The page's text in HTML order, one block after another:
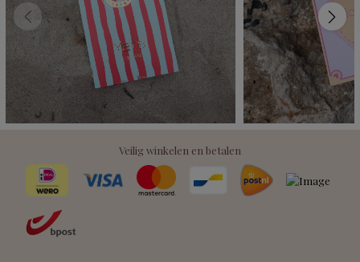
Veilig winkelen en betalen